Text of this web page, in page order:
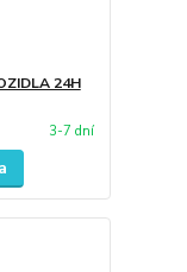
24H
3-7 dní